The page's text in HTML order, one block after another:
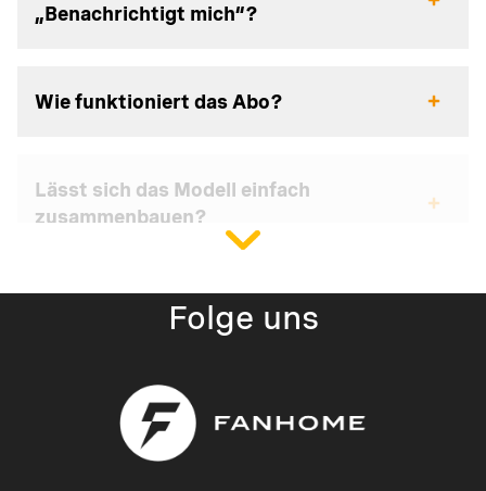
„Benachrichtigt mich“?
Wie funktioniert das Abo?
Lässt sich das Modell einfach
zusammenbauen?
Folge uns